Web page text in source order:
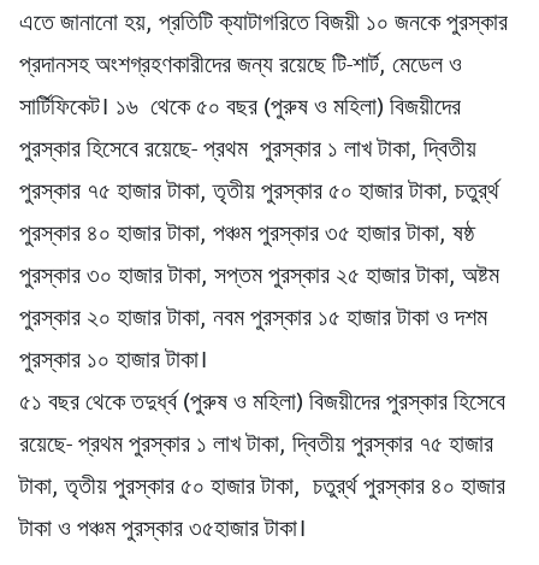
এতে জানানো হয়, প্রতিটি ক্যাটাগরিতে বিজয়ী ১০ জনকে পুরস্কার
প্রদানসহ অংশগ্রহণকারীদের জন্য রয়েছে টি-শার্ট, মেডেল ও
সার্টিফিকেট। ১৬ থেকে ৫০ বছর (পুরুষ ও মহিলা) বিজয়ীদের
পুরস্কার হিসেবে রয়েছে- প্রথম পুরস্কার ১ লাখ টাকা, দ্বিতীয়
পুরস্কার ৭৫ হাজার টাকা, তৃতীয় পুরস্কার ৫০ হাজার টাকা, চতুর্র্থ
পুরস্কার ৪০ হাজার টাকা, পঞ্চম পুরস্কার ৩৫ হাজার টাকা, ষষ্ঠ
পুরস্কার ৩০ হাজার টাকা, সপ্তম পুরস্কার ২৫ হাজার টাকা, অষ্টম
পুরস্কার ২০ হাজার টাকা, নবম পুরস্কার ১৫ হাজার টাকা ও দশম
পুরস্কার ১০ হাজার টাকা।
৫১ বছর থেকে তদুর্ধ্ব (পুরুষ ও মহিলা) বিজয়ীদের পুরস্কার হিসেবে
রয়েছে- প্রথম পুরস্কার ১ লাখ টাকা, দ্বিতীয় পুরস্কার ৭৫ হাজার
টাকা, তৃতীয় পুরস্কার ৫০ হাজার টাকা, চতুর্র্থ পুরস্কার ৪০ হাজার
টাকা ও পঞ্চম পুরস্কার ৩৫হাজার টাকা।